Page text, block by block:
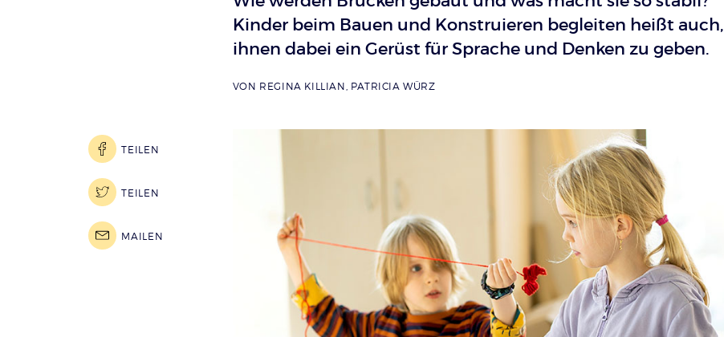
Kinder beim Bauen und Konstruieren begleiten heißt auch,
ihnen dabei ein Gerüst für Sprache und Denken zu geben.
VON REGINA KILLIAN PATRICIA WÜRZ
TEILEN
TEILEN
MAILEN